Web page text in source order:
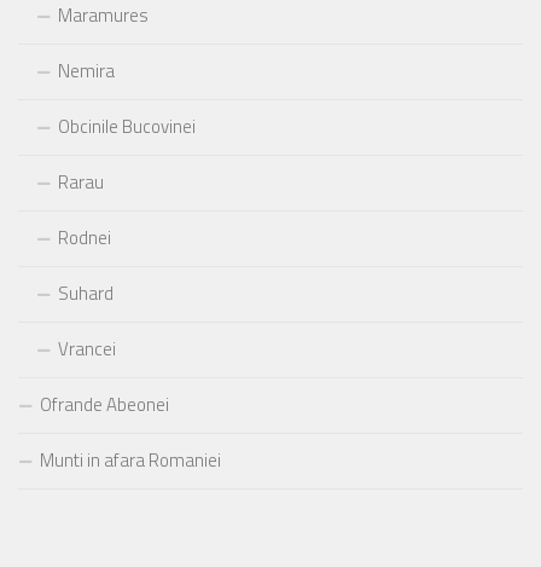
Maramures
Nemira
Obcinile Bucovinei
Rarau
Rodnei
Suhard
Vrancei
Ofrande Abeonei
Munti in afara Romaniei